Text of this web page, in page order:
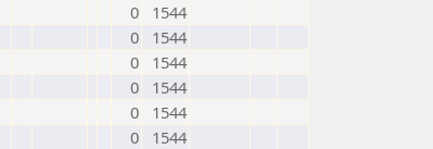
0
1544
0
1544
0
1544
0
1544
0
1544
0 1544